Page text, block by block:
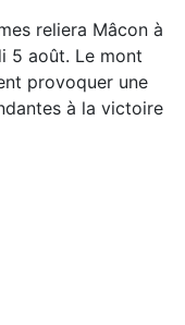
reliera Mâcon à
5 août. Le mont
provoquer une
à la victoire